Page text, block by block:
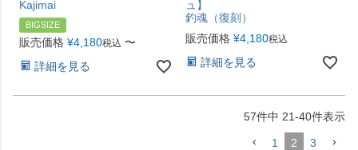
Kajimai
BIGSIZE
販売価格 ¥4,180税込 〜
詳細を見る
ュ】
釣魂（復刻）
販売価格 ¥4,180税込
詳細を見る
57件中 21-40件表示
1 2 3